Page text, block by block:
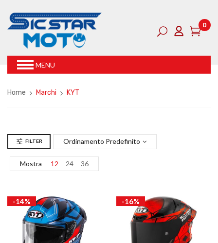
0
MENU
Home Marchi KYT
FILTER Ordinamento Predefinito
Mostra 12 24 36
-14% -16%